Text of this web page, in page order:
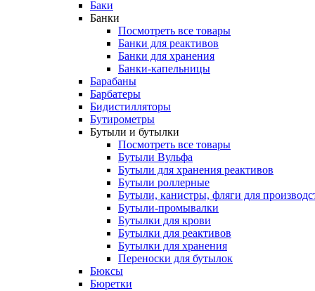
Баки
Банки
Посмотреть все товары
Банки для реактивов
Банки для хранения
Банки-капельницы
Барабаны
Барбатеры
Бидистилляторы
Бутирометры
Бутыли и бутылки
Посмотреть все товары
Бутыли Вульфа
Бутыли для хранения реактивов
Бутыли роллерные
Бутыли, канистры, фляги для
Бутыли-промывалки
Бутылки для крови
Бутылки для реактивов
Бутылки для хранения
Переноски для бутылок
Бюксы
Бюретки